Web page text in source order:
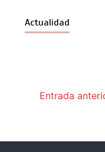
Actualidad
Entrada